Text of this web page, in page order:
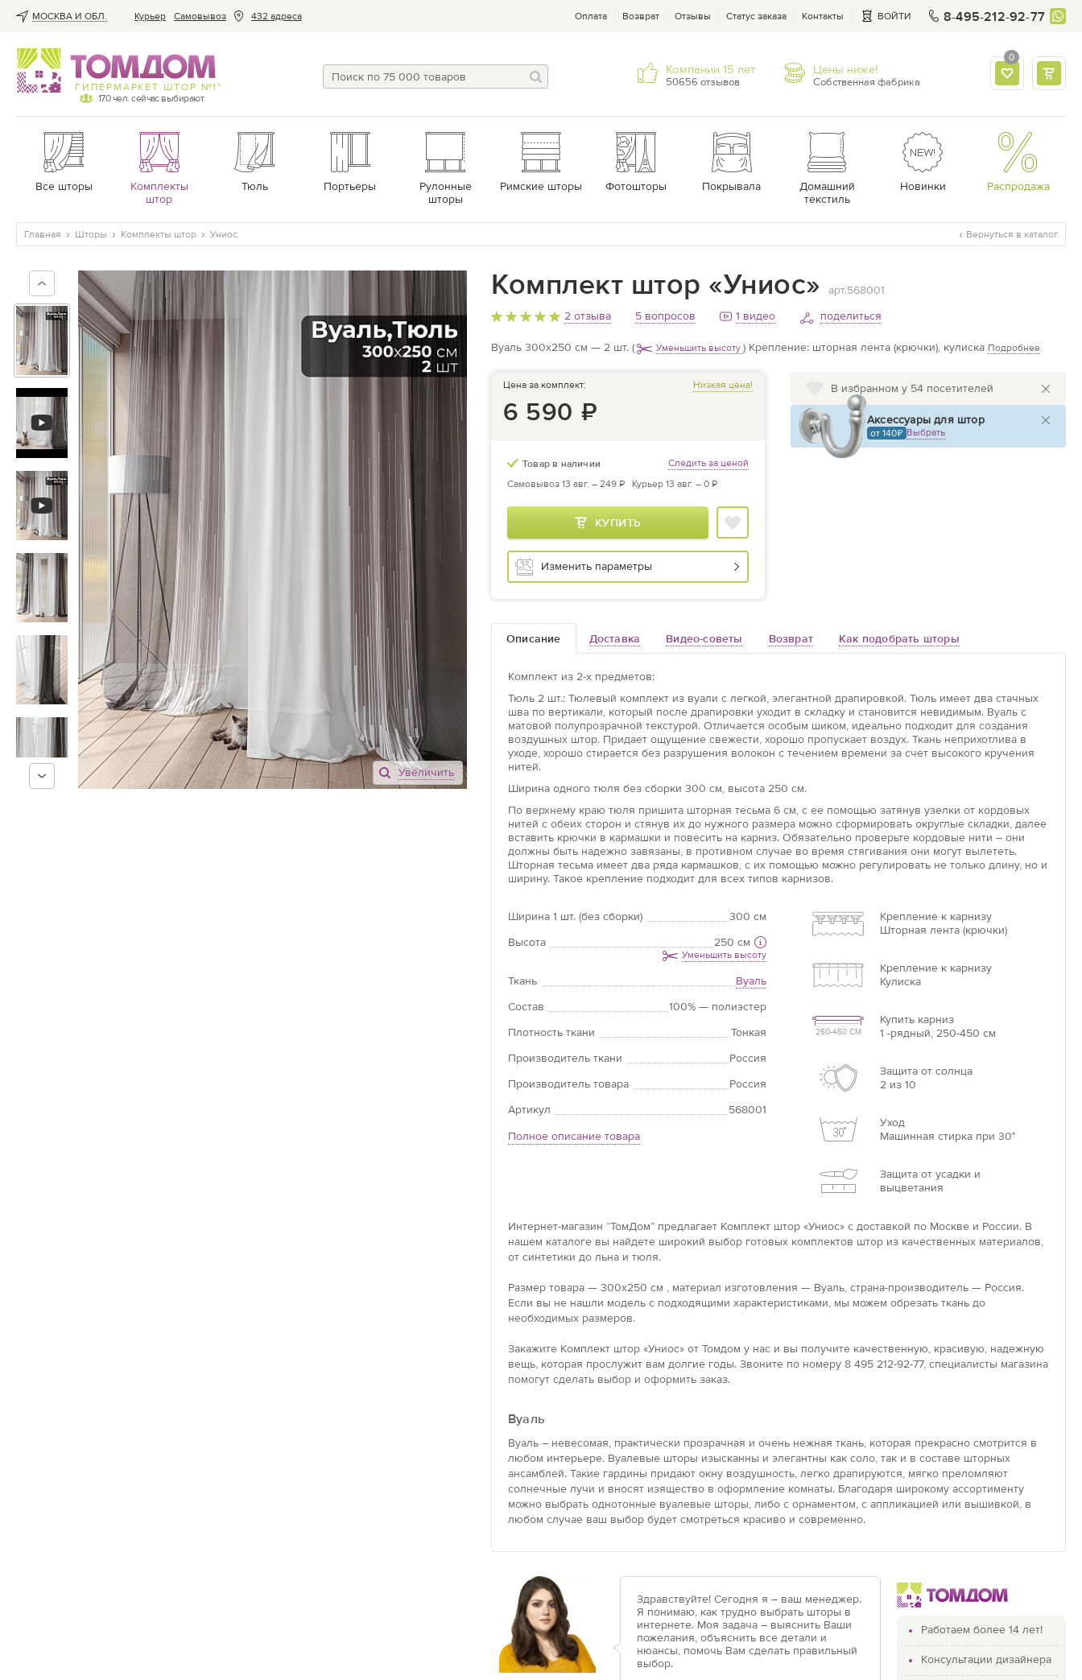
МОСКВА И ОБЛ. Курьер Cамовывоз 432 адреса Оплата Возврат Отзывы Статус заказа Контакты ВОЙТИ 8-495-212-92-77
ГИПЕРМАРКЕТ ШТОР №1*
170чел. сейчас выбирают
Компании 15 лет
50656 отзывов
Цены ниже!
Собственная фабрика
0
Все шторы
Комплекты
штор
Тюль Портьеры
Рулонные
шторы
Римские шторы Фотошторы Покрывала
Домашний
текстиль
Новинки Распродажа
Главная Шторы Комплекты штор Униос Вернуться в каталог
Увеличить
Комплект штор «Униос»
арт.568001
2 отзыва
5 вопросов 1 видео поделиться
Вуаль 300х250 см — 2 шт. ( Уменьшить высоту ) Крепление: шторная лента (крючки), кулиска Подробнее
Цена за комплект: Низкая цена!
6 590 ₽
Товар в наличии
Следить за ценой
Самовывоз 13 авг. – 249 ₽ Курьер 13 авг. – 0 ₽
КУПИТЬ
Изменить параметры
В избранном у 54 посетителей
Аксессуары для штор
от 140 Выбрать
Описание Доставка Видео-советы Возврат Как подобрать шторы
Комплект из 2-х предметов:
Тюль 2 шт.: Тюлевый комплект из вуали с легкой, элегантной драпировкой. Тюль имеет два стачных
шва по вертикали, который после драпировки уходит в складку и становится невидимым. Вуаль с
матовой полупрозрачной текстурой. Отличается особым шиком, идеально подходит для создания
воздушных штор. Придает ощущение свежести, хорошо пропускает воздух. Ткань неприхотлива в
уходе, хорошо стирается без разрушения волокон с течением времени за счет высокого кручения
нитей.
Ширина одного тюля без сборки 300 см, высота 250 см.
По верхнему краю тюля пришита шторная тесьма 6 см, с ее помощью затянув узелки от кордовых
нитей с обеих сторон и стянув их до нужного размера можно сформировать округлые складки, далее
вставить крючки в кармашки и повесить на карниз. Обязательно проверьте кордовые нити – они
должны быть надежно завязаны, в противном случае во время стягивания они могут вылететь.
Шторная тесьма имеет два ряда кармашков, с их помощью можно регулировать не только длину, но и
ширину. Такое крепление подходит для всех типов карнизов.
Ширина 1 шт. (без сборки)
300 см
Высота
250 см
Уменьшить высоту
Ткань
Вуаль
Состав
100% — полиэстер
Плотность ткани
Тонкая
Производитель ткани
Россия
Производитель товара
Россия
Артикул
568001
Полное описание товара
Крепление к карнизу
Шторная лента (крючки)
Крепление к карнизу
Кулиска
250-450 СМ
Купить карниз
1 -рядный, 250-450 см
Защита от солнца
2 из 10
Уход
Машинная стирка при 30°
Защита от усадки и
выцветания
Интернет-магазин “ТомДом” предлагает Комплект штор «Униос» с доставкой по Москве и России. В
нашем каталоге вы найдете широкий выбор готовых комплектов штор из качественных материалов,
от синтетики до льна и тюля.
Размер товара — 300x250 см , материал изготовления — Вуаль, страна-производитель — Россия.
Если вы не нашли модель с подходящими характеристиками, мы можем обрезать ткань до
необходимых размеров.
Закажите Комплект штор «Униос» от Томдом у нас и вы получите качественную, красивую, надежную
вещь, которая прослужит вам долгие годы. Звоните по номеру 8 495 212-92-77, специалисты магазина
помогут сделать выбор и оформить заказ.
Вуаль
Вуаль – невесомая, практически прозрачная и очень нежная ткань, которая прекрасно смотрится в
любом интерьере. Вуалевые шторы изысканны и элегантны как соло, так и в составе шторных
ансамблей. Такие гардины придают окну воздушность, легко драпируются, мягко преломляют
солнечные лучи и вносят изящество в оформление комнаты. Благодаря широкому ассортименту
можно выбрать однотонные вуалевые шторы, либо с орнаментом, с аппликацией или вышивкой, в
любом случае ваш выбор будет смотреться красиво и современно.
Длина потолочного карниза
Длина карниза – это базовая цифра, от которой
необходимо отталкиваться при расчётах.
Если нет карниза
Измерьте ширину оконного проема +20 см =
ваша ширина.
Здравствуйте! Сегодня я – ваш менеджер.
Я понимаю, как трудно выбрать шторы в
интернете. Моя задача – выяснить Ваши
пожелания, объяснить все детали и
нюансы, помочь Вам сделать правильный
выбор.
Работаем более 14 лет!
Консультации дизайнера